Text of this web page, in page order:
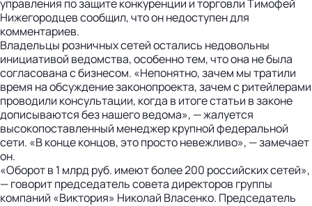
управления по защите конкуренции и торговли Тимофей
Нижегородцев сообщил, что он недоступен для
комментариев.
Владельцы розничных сетей остались недовольны
инициативой ведомства, особенно тем, что она не была
согласована с бизнесом. «Непонятно, зачем мы тратили
время на обсуждение законопроекта, зачем с ритейлерами
проводили консультации, когда в итоге статьи в законе
дописываются без нашего ведома», — жалуется
высокопоставленный менеджер крупной федеральной
сети. «В конце концов, это просто невежливо», — замечает
он.
«Оборот в 1 млрд руб. имеют более 200 российских сетей»,
— говорит председатель совета директоров группы
компаний «Виктория» Николай Власенко. Председатель